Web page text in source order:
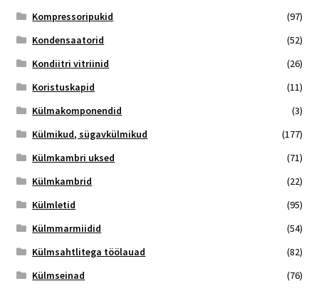
Kompressoripukid
(97)
Kondensaatorid
(52)
Kondiitri vitriinid
(26)
Koristuskapid
(11)
Külmakomponendid
(3)
Külmikud, sügavkülmikud
(177)
Külmkambri uksed
(71)
Külmkambrid
(22)
Külmletid
(95)
Külmmarmiidid
(54)
Külmsahtlitega töölauad
(82)
Külmseinad
(76)